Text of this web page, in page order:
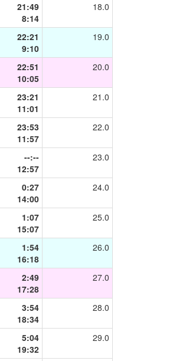
21:49
8:14
18.0
22:21
9:10
19.0
22:51
10:05
20.0
23:21
11:01
21.0
23:53
11:57
22.0
--:--
12:57
23.0
0:27
14:00
24.0
1:07
15:07
25.0
1:54
16:18
26.0
2:49
17:28
27.0
3:54
18:34
28.0
5:04
19:32
29.0